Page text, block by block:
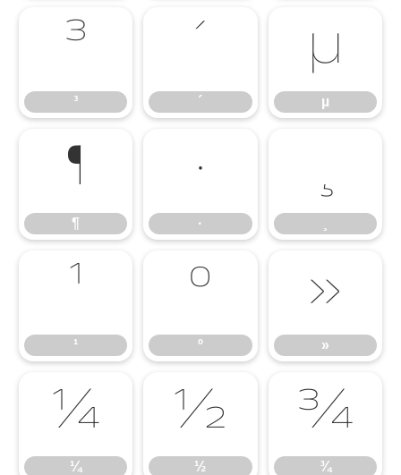
³
³ ´
´ µ
µ
¶
¶ ·
· ¸
¹
¹ º
º »
»
¼
¼ ½
½ ¾
¾